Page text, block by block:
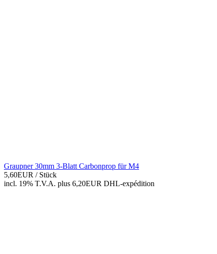
Graupner 30mm 3-Blatt Carbonprop für M4
5,60EUR / Stück
incl. 19% T.V.A. plus 6,20EUR DHL-expédition